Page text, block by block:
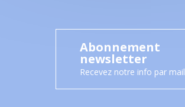
Abonnement
newsletter
Recevez notre info par mail